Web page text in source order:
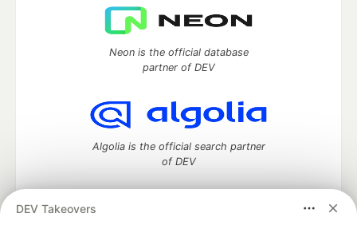
DEV Takeovers
Neon is the official database
partner of DEV
Algolia is the official search partner
of DEV